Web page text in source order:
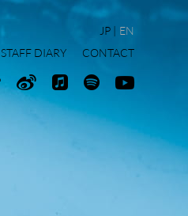
STAFF DIARY CONTACT
JP EN